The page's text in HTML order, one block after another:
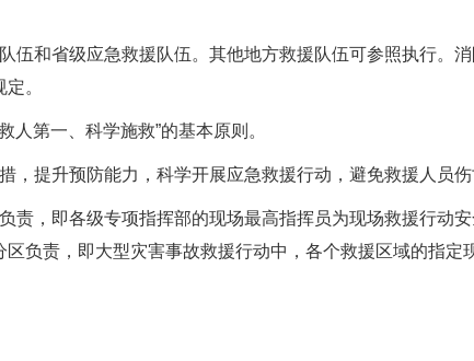
和省级应急救援队伍。其他地方救援队伍可参照执行。消
。
第一、科学施救”的基本原则。
升预防能力，科学开展应急救援行动，避免救援人员伤
即各级专项指挥部的现场最高指挥员为现场救援行动安
负责，即大型灾害事故救援行动中，各个救援区域的指定